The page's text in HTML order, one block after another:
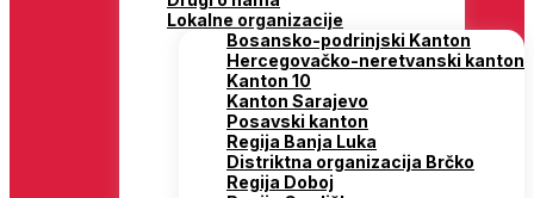
Lokalne organizacije
Bosansko-podrinjski Kanton
Hercegovačko-neretvanski kanton
Kanton 10
Kanton Sarajevo
Posavski kanton
Regija Banja Luka
Distriktna organizacija Brčko
Regija Doboj